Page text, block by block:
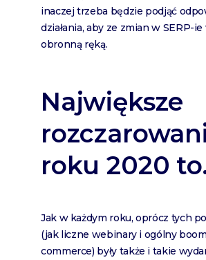
inaczej trzeba będzie podjąć
działania, aby ze zmian w SERP-
obronną ręką.
Największe
roku 2020
Jak w każdym roku, oprócz tych
(jak liczne webinary i ogólny
commerce) były także i takie